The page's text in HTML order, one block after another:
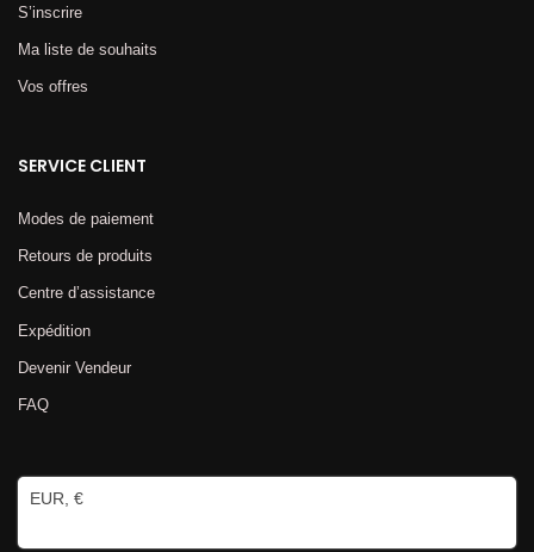
S’inscrire
Ma liste de souhaits
Vos offres
SERVICE CLIENT
Modes de paiement
Retours de produits
Centre d’assistance
Expédition
Devenir Vendeur
FAQ
EUR, €